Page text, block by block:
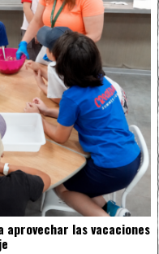
aprovechar las vacaciones